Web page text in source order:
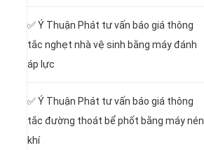
✅ Ý Thuận Phát tư vấn báo giá thông
tắc nghẹt nhà vệ sinh bằng máy đánh
áp lực
✅ Ý Thuận Phát tư vấn báo giá thông
tắc đường thoát bể phốt bằng máy nén
khí